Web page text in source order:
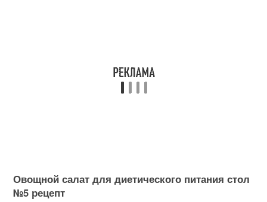
Овощной салат для диетического питания стол
№5 рецепт